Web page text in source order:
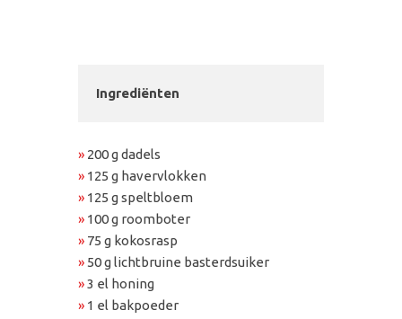
Ingrediënten
» 200 g dadels
» 125 g havervlokken
» 125 g speltbloem
» 100 g roomboter
» 75 g kokosrasp
» 50 g lichtbruine basterdsuiker
»3 el honing
» 1 el bakpoeder